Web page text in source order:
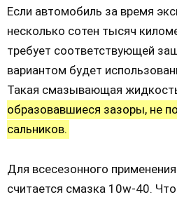
Если автомобиль за время
несколько сотен тысяч
требует соответствующей
вариантом будет
Такая смазывающая
образовавшиеся зазоры, не
сальников.
Для всесезонного
считается смазка 10w-40.